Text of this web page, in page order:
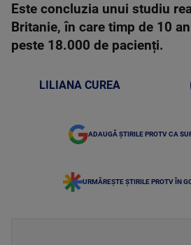
Este concluzia unui studiu
Britanie, în care timp de 10
peste 18.000 de pacienți.
LILIANA CUREA
ADAUGĂ ȘTIRILE PROTV CA
URMĂREȘTE ȘTIRILE PROTV ÎN